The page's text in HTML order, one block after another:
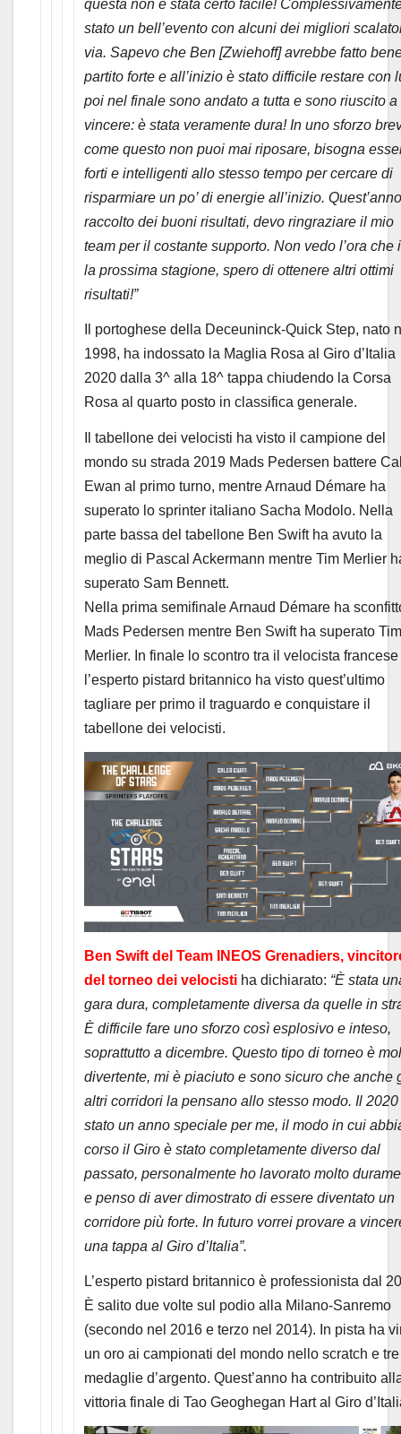
questa non è stata certo facile!
stato un bell’evento con alcuni dei migliori
via. Sapevo che Ben [Zwiehoff] avrebbe fatto
partito forte e all’inizio è stato difficile restare con
poi nel finale sono andato a tutta e sono riuscito a
vincere: è stata veramente dura! In uno sforzo
come questo non puoi mai riposare, bisogna
forti e intelligenti allo stesso tempo per cercare di
risparmiare un po’ di energie all’inizio.
raccolto dei buoni risultati, devo ringraziare il mio
team per il costante supporto. Non vedo l’ora che
la prossima stagione, spero di ottenere altri ottimi
risultati!”
Il portoghese della Deceuninck-Quick Step, nato
1998, ha indossato la Maglia Rosa al Giro d’Italia
2020 dalla 3^ alla 18^ tappa chiudendo la Corsa
Rosa al quarto posto in classifica generale.
Il tabellone dei velocisti ha visto il campione del
mondo su strada 2019 Mads Pedersen battere
Ewan al primo turno, mentre Arnaud Démare ha
superato lo sprinter italiano Sacha Modolo. Nella
parte bassa del tabellone Ben Swift ha avuto la
meglio di Pascal Ackermann mentre Tim Merlier
superato Sam Bennett.
Nella prima semifinale Arnaud Démare ha
Mads Pedersen mentre Ben Swift ha superato Tim
Merlier. In finale lo scontro tra il velocista francese
l’esperto pistard britannico ha visto quest’ultimo
tagliare per primo il traguardo e conquistare il
tabellone dei velocisti.
Ben Swift del Team INEOS Grenadiers,
del torneo dei velocisti ha dichiarato: “È stata
gara dura, completamente diversa da quelle in
È difficile fare uno sforzo così esplosivo e inteso,
soprattutto a dicembre. Questo tipo di torneo è
divertente, mi è piaciuto e sono sicuro che anche
altri corridori la pensano allo stesso modo. Il 2020
stato un anno speciale per me, il modo in cui
corso il Giro è stato completamente diverso dal
passato, personalmente ho lavorato molto
e penso di aver dimostrato di essere diventato un
corridore più forte. In futuro vorrei provare a
una tappa al Giro d’Italia”.
L’esperto pistard britannico è professionista dal
È salito due volte sul podio alla Milano-Sanremo
(secondo nel 2016 e terzo nel 2014). In pista ha
un oro ai campionati del mondo nello scratch e tre
medaglie d’argento. Quest’anno ha contribuito
vittoria finale di Tao Geoghegan Hart al Giro